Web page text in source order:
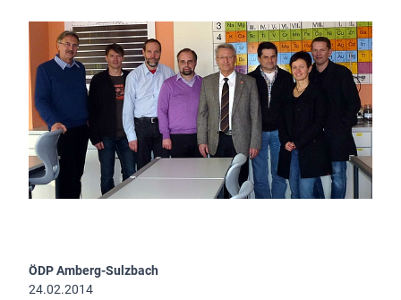
ÖDP Amberg-Sulzbach
24.02.2014